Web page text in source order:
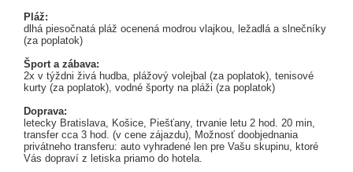
Pláž:
dlhá piesočnatá pláž ocenená modrou vlajkou, ležadlá a slnečníky
(za poplatok)
Šport a zábava:
2x v týždni živá hudba, plážový volejbal (za poplatok), tenisové
kurty (za poplatok), vodné športy na pláži (za poplatok)
Doprava:
letecky Bratislava, Košice, Piešťany, trvanie letu 2 hod. 20 min,
transfer cca 3 hod. (v cene zájazdu), Možnosť doobjednania
privátneho transferu: auto vyhradené len pre Vašu skupinu, ktoré
Vás dopraví z letiska priamo do hotela.